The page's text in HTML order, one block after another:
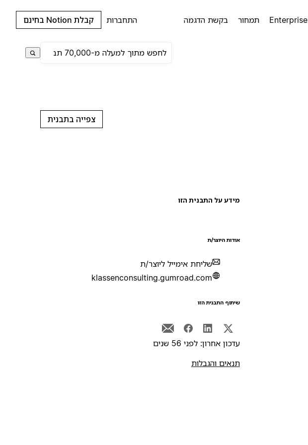
Enterprise תמחור בקשת הדגמה התחברות קבלת Notion בחינם
צפייה בתבנית
מידע על התבנית הזו
אודות היוצר/ת
שליחת אימייל ליוצר/ת
klassenconsulting.gumroad.com
שיתוף התבנית הזו
עדכון אחרון: לפני 56 שנים
תנאים והגבלות